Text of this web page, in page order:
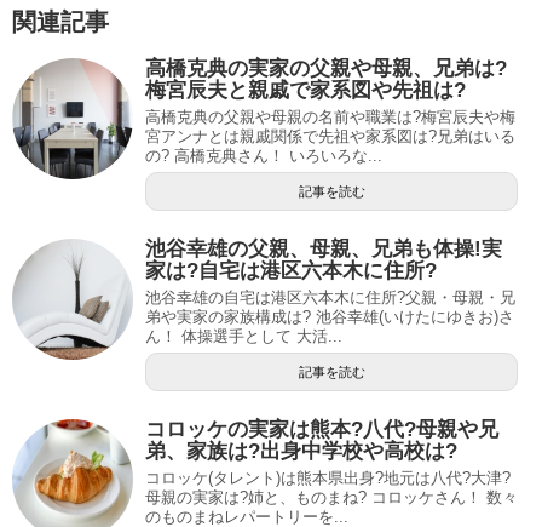
関連記事
高橋克典の実家の父親や母親、兄弟は?
梅宮辰夫と親戚で家系図や先祖は?
高橋克典の父親や母親の名前や職業は?梅宮辰夫や梅
宮アンナとは親戚関係で先祖や家系図は?兄弟はいる
の? 高橋克典さん！ いろいろな...
記事を読む
池谷幸雄の父親、母親、兄弟も体操!実
家は?自宅は港区六本木に住所?
池谷幸雄の自宅は港区六本木に住所?父親・母親・兄
弟や実家の家族構成は? 池谷幸雄(いけたにゆきお)さ
ん！ 体操選手として 大活...
記事を読む
コロッケの実家は熊本?八代?母親や兄
弟、家族は?出身中学校や高校は?
コロッケ(タレント)は熊本県出身?地元は八代?大津?
母親の実家は?姉と、ものまね? コロッケさん！ 数々
のものまねレパートリーを...